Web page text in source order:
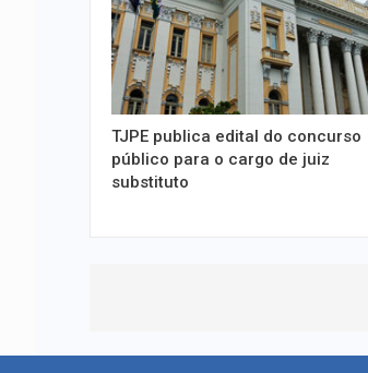
TJPE publica edital do concurso
público para o cargo de juiz
substituto